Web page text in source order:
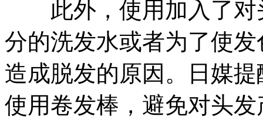
此外，使用加入了对
分的洗发水或者为了使
造成脱发的原因。日媒
使用卷发棒，避免对头